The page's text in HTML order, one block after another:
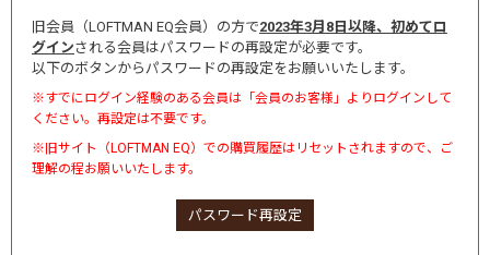
旧会員（LOFTMAN EQ会員）の方で2023年3月8日以降、初めてロ
グインされる会員はパスワードの再設定が必要です。
以下のボタンからパスワードの再設定をお願いいたします。
※すでにログイン経験のある会員は「会員のお客様」よりログインして
ください。再設定は不要です。
※旧サイト（LOFTMAN EQ）での購買履歴はリセットされますので、ご
理解の程お願いいたします。
パスワード再設定